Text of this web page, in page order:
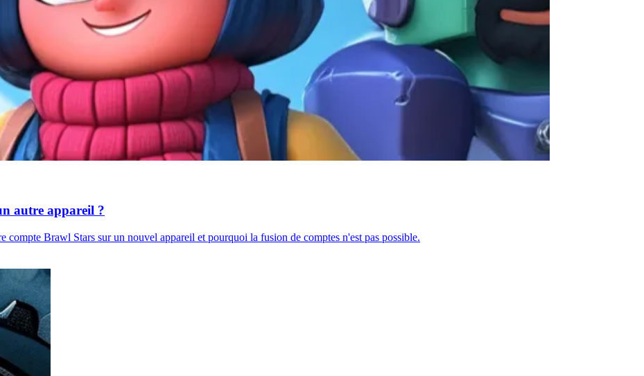
autre appareil ?
compte Brawl Stars sur un nouvel appareil et pourquoi la fusion de comptes n'est pas possible.